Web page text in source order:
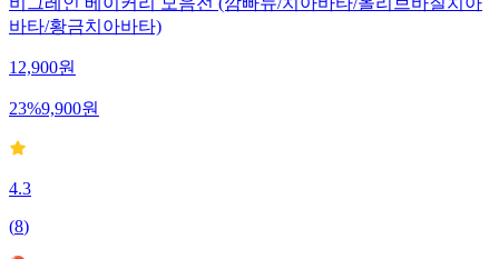
바타/황금치아바타)
12,900원
23%9,900원
4.3
(8)